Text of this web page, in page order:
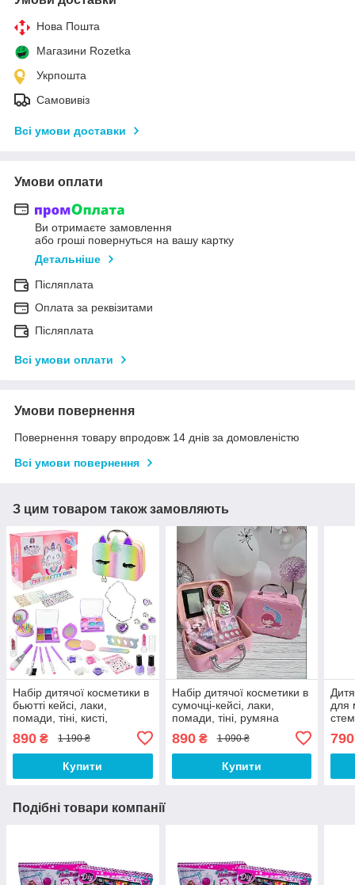
Нова Пошта
Магазини Rozetka
Укрпошта
Самовивіз
Всі умови доставки
Умови оплати
Ви отримаєте замовлення
або гроші повернуться на вашу картку
Детальніше
Післяплата
Оплата за реквізитами
Післяплата
Всі умови оплати
Умови повернення
Повернення товару впродовж 14 днів за домовленістю
Всі умови повернення
З цим товаром також замовляють
Набір дитячої косметики в
бьютті кейсі, лаки,
помади, тіні, кисті,
890 ₴ 1 190 ₴
Купити
Набір дитячої косметики в
сумочці-кейсі, лаки,
помади, тіні, румяна
890₴ 1 090 ₴
Купити
для
790
Подібні товари компанії